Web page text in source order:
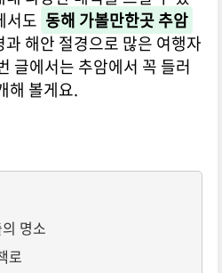
서도 동해 가볼만한곳 추암
해안 절경으로 많은 여행자
글에서는 추암에서 꼭 들러
해 볼게요.
명소
로